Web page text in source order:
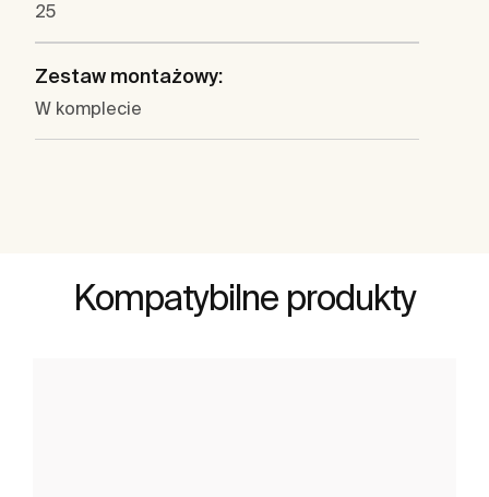
25
Zestaw montażowy:
W komplecie
Kompatybilne produkty